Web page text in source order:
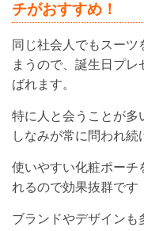
チがおすすめ！
同じ社会人でもスー
まうので、誕生日プ
ばれます。
特に人と会うことが多
しなみが常に問われ続
使いやすい化粧ポーチ
れるので効果抜群です
ブランドやデザインも